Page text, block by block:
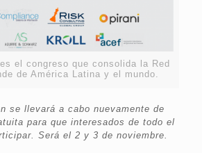
el congreso que consolida la Red
de América Latina y el mundo.
se llevará a cabo nuevamente de
para que interesados de todo el
Será el 2 y 3 de noviembre.